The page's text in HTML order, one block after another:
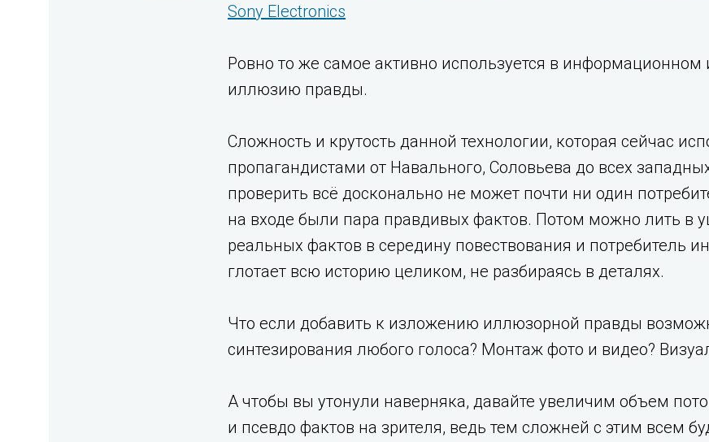
Sony Electronics
Ровно то же самое активно используется в информационном
иллюзию правды.
Сложность и крутость данной технологии, которая сейчас
пропагандистами от Навального, Соловьева до всех
проверить всё досконально не может почти ни один
на входе были пара правдивых фактов. Потом можно лить в
реальных фактов в середину повествования и потребитель
глотает всю историю целиком, не разбираясь в деталях.
Что если добавить к изложению иллюзорной правды
синтезирования любого голоса? Монтаж фото и видео?
А чтобы вы утонули наверняка, давайте увеличим объем
и псевдо фактов на зрителя, ведь тем сложней с этим всем